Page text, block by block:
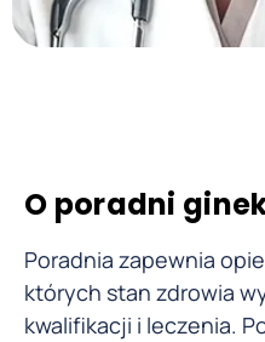
O poradni
Poradnia zapewnia
których stan zdrowia
kwalifikacji i leczenia.